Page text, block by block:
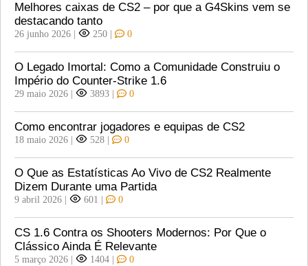
Melhores caixas de CS2 – por que a G4Skins vem se
destacando tanto
26 junho 2026 | 250 | 0
O Legado Imortal: Como a Comunidade Construiu o
Império do Counter-Strike 1.6
29 maio 2026 | 3893 | 0
Como encontrar jogadores e equipas de CS2
18 maio 2026 | 528 | 0
O Que as Estatísticas Ao Vivo de CS2 Realmente
Dizem Durante uma Partida
9 abril 2026 | 601 | 0
CS 1.6 Contra os Shooters Modernos: Por Que o
Clássico Ainda É Relevante
5 março 2026 | 1404 | 0